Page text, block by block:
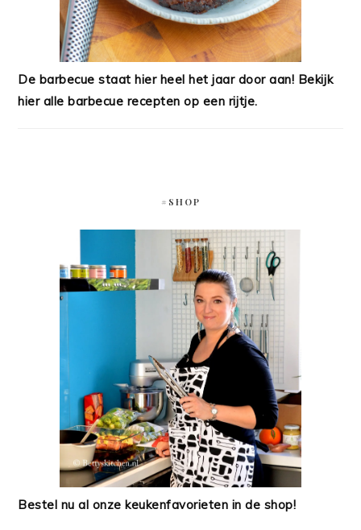
De barbecue staat hier heel het jaar door aan! Bekijk
hier alle barbecue recepten op een rijtje.
#SHOP
Bestel nu al onze keukenfavorieten in de shop!